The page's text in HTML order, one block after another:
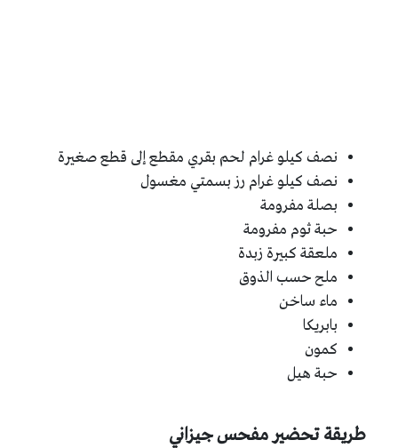
نصف كيلو غرام لحم بقري مقطع إلى قطع صغيرة
نصف كيلو غرام رز بسمتي مغسول
بصلة مفرومة
حبة ثوم مفرومة
ملعقة كبيرة زبدة
ملح حسب الذوق
ماء ساخن
بابريكا
كمون
حبة هيل
طريقة تحضير مفحس جيزاني